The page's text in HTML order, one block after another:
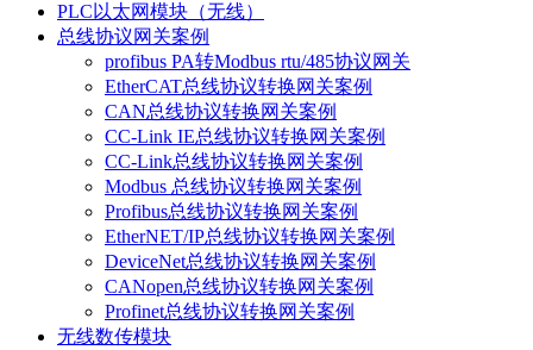
PLC以太网模块（无线）
总线协议网关案例
profibus PA转Modbus rtu/485协议网关
EtherCAT总线协议转换网关案例
CAN总线协议转换网关案例
CC-Link IE总线协议转换网关案例
CC-Link总线协议转换网关案例
Modbus 总线协议转换网关案例
Profibus总线协议转换网关案例
EtherNET/IP总线协议转换网关案例
DeviceNet总线协议转换网关案例
CANopen总线协议转换网关案例
Profinet总线协议转换网关案例
无线数传模块